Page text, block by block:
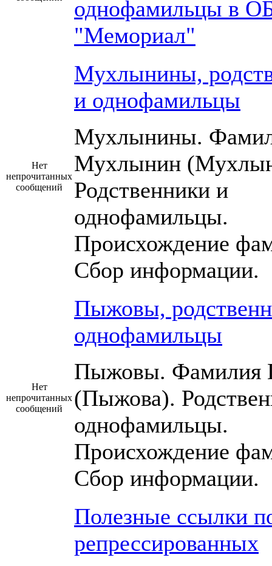
однофамильцы в
"Мемориал"
Нет
непрочитанных
сообщений
Мухлынины,
и однофамильцы
Мухлынины.
Мухлынин
Родственники и
однофамильцы.
Происхождение
Сбор информации.
Нет
непрочитанных
сообщений
Пыжовы,
однофамильцы
Пыжовы. Фамилия
(Пыжова).
однофамильцы.
Происхождение
Сбор информации.
Полезные ссылки
репрессированных